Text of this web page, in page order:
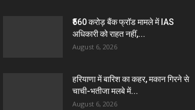
₹560 करोड़ बैंक फ्रॉड मामले में IAS
अधिकारी को राहत नहीं,...
August 6, 2026
हरियाणा में बारिश का कहर, मकान गिरने से
चाची-भतीजा मलबे में...
August 6, 2026